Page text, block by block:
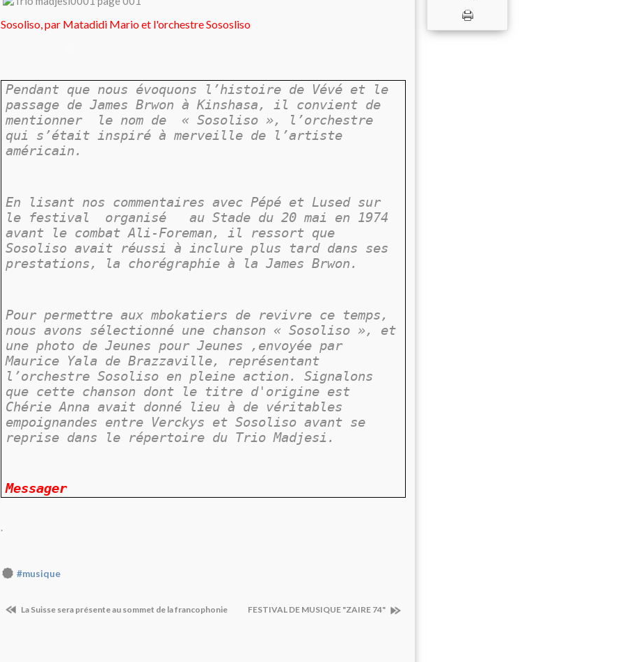
Sosoliso, par Matadidi Mario et l'orchestre Sososliso
Pendant que nous évoquons l’histoire de Vévé et le
passage de James Brwon à Kinshasa, il convient de
mentionner
le nom de
« Sosoliso », l’orchestre
qui s’était inspiré à merveille de l’artiste
américain.
En lisant nos commentaires avec Pépé et Lused sur
le festival
organisé
au Stade du 20 mai en 1974
avant le combat Ali-Foreman, il ressort que
Sosoliso avait réussi à inclure plus tard dans ses
prestations, la chorégraphie à la James Brwon.
Pour permettre aux mbokatiers de revivre ce temps,
nous avons sélectionné une chanson « Sosoliso », et
une photo de Jeunes pour Jeunes ,envoyée par
Maurice Yala de Brazzaville, représentant
l’orchestre Sosoliso en pleine action. Signalons
que cette chanson dont le titre d'origine est
Chérie Anna avait donné lieu à de véritables
empoignandes entre Verckys et Sosoliso avant se
reprise dans le répertoire du Trio Madjesi.
Messager
.
#musique
La Suisse sera présente au sommet de la francophonie FESTIVAL DE MUSIQUE "ZAIRE 74"